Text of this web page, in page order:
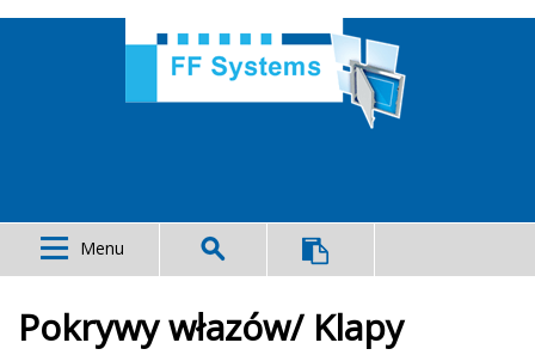
Menu
Pokrywy włazów/ Klapy